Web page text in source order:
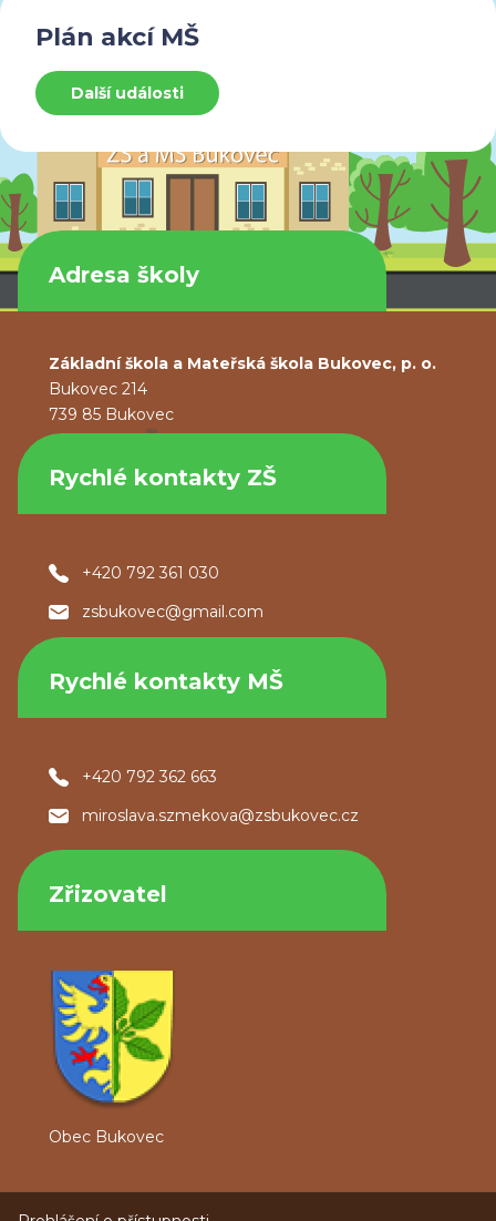
Plán akcí MŠ
Další události
Adresa školy
Základní škola a Mateřská škola Bukovec, p. o.
Bukovec 214
739 85 Bukovec
Rychlé kontakty ZŠ
+420 792 361 030
zsbukovec@gmail.com
Rychlé kontakty MŠ
+420 792 362 663
miroslava.szmekova@zsbukovec.cz
Zřizovatel
Obec Bukovec